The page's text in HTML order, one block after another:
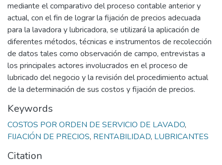
mediante el comparativo del proceso contable anterior y
actual, con el fin de lograr la fijación de precios adecuada
para la lavadora y lubricadora, se utilizará la aplicación de
diferentes métodos, técnicas e instrumentos de recolección
de datos tales como observación de campo, entrevistas a
los principales actores involucrados en el proceso de
lubricado del negocio y la revisión del procedimiento actual
de la determinación de sus costos y fijación de precios.
Keywords
COSTOS POR ORDEN DE SERVICIO DE LAVADO,
FIJACIÓN DE PRECIOS, RENTABILIDAD, LUBRICANTES
Citation